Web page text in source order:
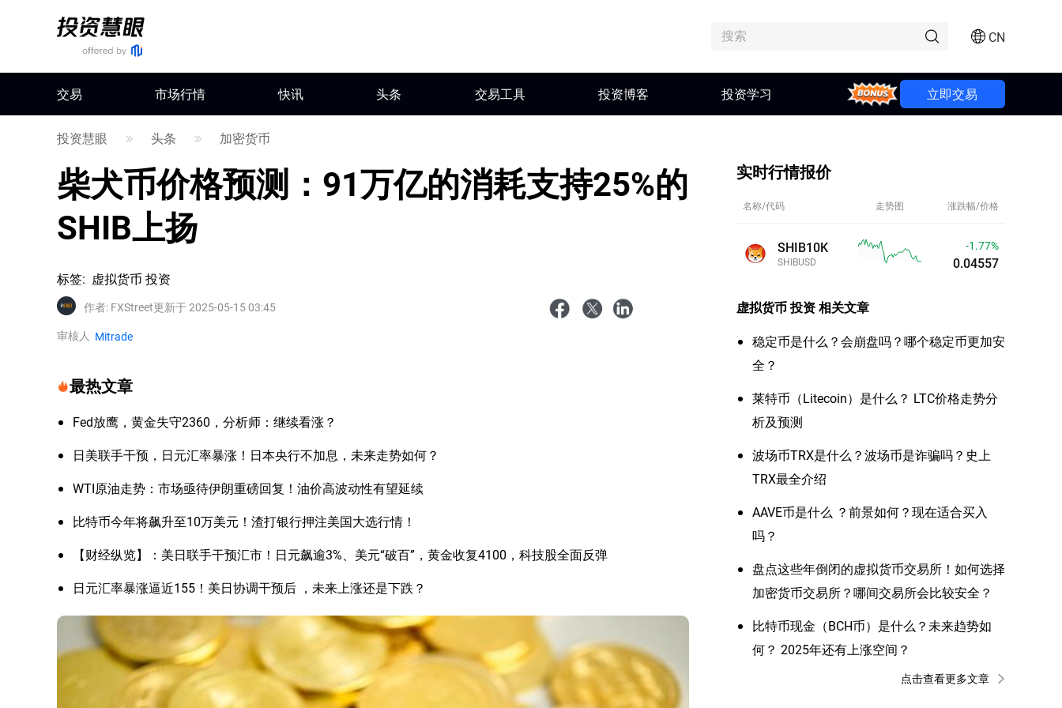
CN
交易 市场行情 快讯 头条 交易工具 投资博客 投资学习 Bonus 立即交易
投资慧眼 头条 加密货币
柴犬币价格预测：91万亿的消耗支持25%的
SHIB上扬
标签: 虚拟货币 投资
作者: FXStreet更新于 2025-05-15 03:45
审核人 Mitrade
最热文章
Fed放鹰，黄金失守2360，分析师：继续看涨？
日美联手干预，日元汇率暴涨！日本央行不加息，未来走势如何？
WTI原油走势：市场亟待伊朗重磅回复！油价高波动性有望延续
比特币今年将飙升至10万美元！渣打银行押注美国大选行情！
【财经纵览】：美日联手干预汇市！日元飙逾3%、美元“破百”，黄金收复4100，科技股全面反弹
日元汇率暴涨逼近155！美日协调干预后 ，未来上涨还是下跌？
实时行情报价
名称/代码 走势图 涨跌幅/价格
SHIB10K
SHIBUSD
-2.28%
0.04533
虚拟货币 投资相关文章
稳定币是什么？会崩盘吗？哪个稳定币更加安
全？
莱特币（Litecoin）是什么？ LTC价格走势分
析及预测
波场币TRX是什么？波场币是诈骗吗？史上
TRX最全介绍
AAVE币是什么 ？前景如何？现在适合买入
吗？
盘点这些年倒闭的虚拟货币交易所！如何选择
加密货币交易所？哪间交易所会比较安全？
比特币现金（BCH币）是什么？未来趋势如
何？ 2025年还有上涨空间？
点击查看更多文章